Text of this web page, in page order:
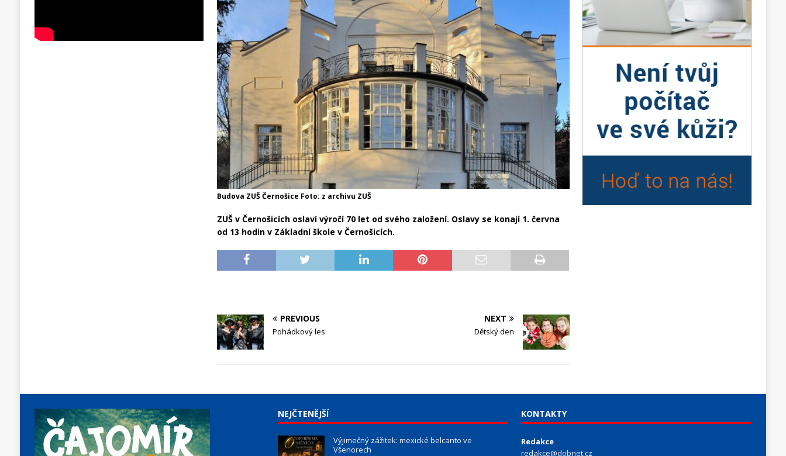
Budova ZUŠ Černošice Foto: z archivu ZUŠ
ZUŠ v Černošicích oslaví výročí 70 let od svého založení. Oslavy se konají 1. června
od 13 hodin v Základní škole v Černošicích.
PREVIOUS
Pohádkový les
NEXT
Dětský den
NEJČTENĚJŠÍ
Výjimečný zážitek: mexické belcanto ve
Všenorech
KONTAKTY
Redakce
redakce@dobnet.cz